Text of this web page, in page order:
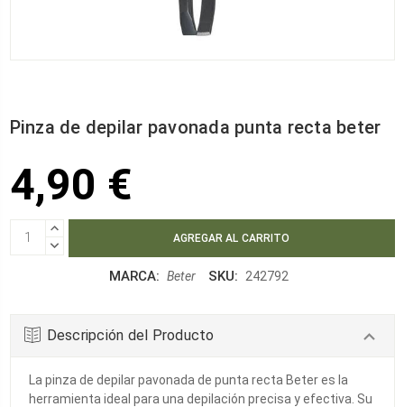
Pinza de depilar pavonada punta recta beter
4,90 €
AUMENTAR
CANTIDAD:
DISMINUIR
MARCA: Beter SKU: 242792
Descripción del Producto
La pinza de depilar pavonada de punta recta Beter es la
herramienta ideal para una depilación precisa y efectiva. Su